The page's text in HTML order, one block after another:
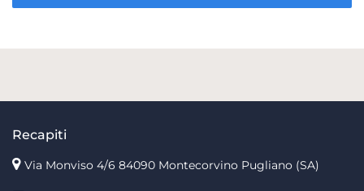
Recapiti
Via Monviso 4/6 84090 Montecorvino Pugliano (SA)